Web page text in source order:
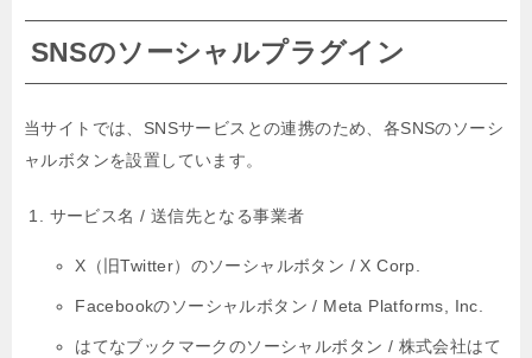
SNSのソーシャルプラグイン
当サイトでは、SNSサービスとの連携のため、各SNSのソーシ
ャルボタンを設置しています。
サービス名 / 送信先となる事業者
X（旧Twitter）のソーシャルボタン / X Corp.
Facebookのソーシャルボタン / Meta Platforms, Inc.
はてなブックマークのソーシャルボタン / 株式会社はて